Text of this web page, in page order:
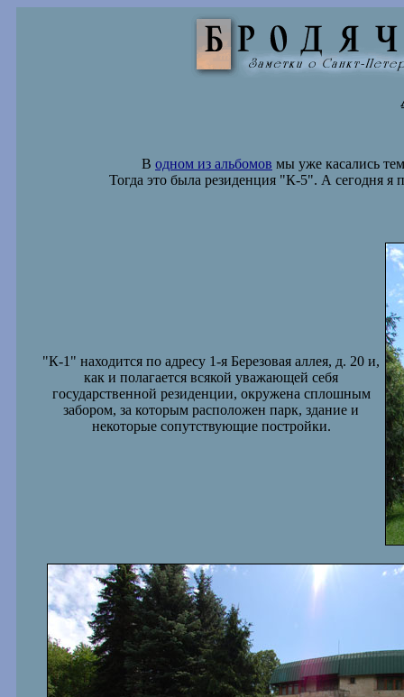
В одном из альбомов мы уже касались
Тогда это была резиденция "К-5". А сегодня
"К-1" находится по адресу 1-я Березовая аллея, д. 20 и,
как и полагается всякой уважающей себя
государственной резиденции, окружена сплошным
забором, за которым расположен парк, здание и
некоторые сопутствующие постройки.